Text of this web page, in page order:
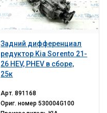
Задний дифференциал
редуктор Kia Sorento 21-
26 HEV, PHEV в сборе,
25к
Арт.891168
Ориг. номер530004G100